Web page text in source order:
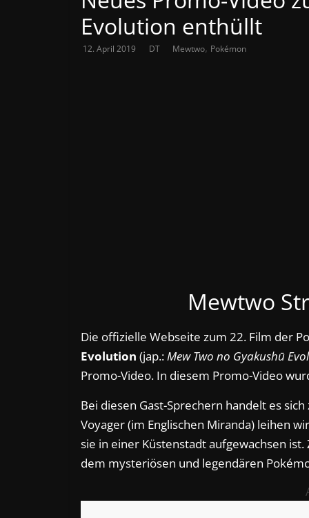
Evolution enthüllt
12. April 2019 DT Mewtwo, Pokémon
Mewtwo
Die offizielle Webseite zum 22. Film der
Evolution (jap.:Mew Two no Gyakushū
Promo-Video. In diesem Promo-Video
Bei diesen Gast-Sprechern handelt es
Voyager (im Englischen Miranda) leihen
sie in einer Küstenstadt aufgewachsen
dem mysteriösen und legendären